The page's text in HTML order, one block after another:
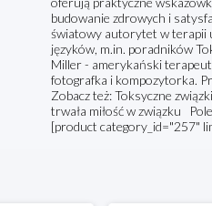
budowanie zdrowych i
światowy autorytet w terapii
języków, m.in. poradników
Miller - amerykański
fotografka i kompozytorka.
Zobacz też: Toksyczne
trwała miłość w związku
[product category_id="257"